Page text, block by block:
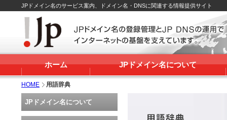
JPドメイン名のサービス案内、ドメイン名・DNSに関連する情報提供サイト
ホーム JPドメイン名について
HOME 用語辞典
JPドメイン名について